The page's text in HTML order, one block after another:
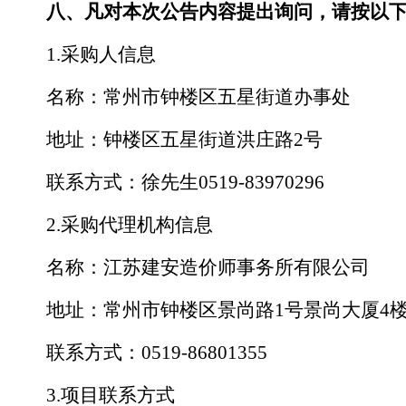
八、凡对本次公告内容提出询问，请按以下
1.采购人信息
名称： 常州市钟楼区五星街道办事处
地址：钟楼区五星街道洪庄路2号
联系方式： 徐先生0519-83970296
2.采购代理机构信息
名称： 江苏建安造价师事务所有限公司
地址： 常州市钟楼区景尚路1号景尚大厦4
联系方式： 0519-86801355
3.项目联系方式